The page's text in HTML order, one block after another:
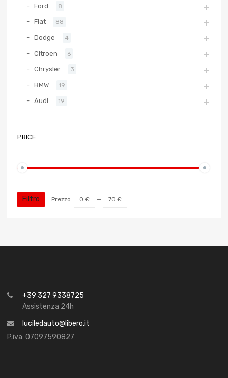
Ford 8
Fiat 88
Dodge 4
Citroen 6
Chrysler 3
BMW 19
Audi 19
PRICE
Filtro Prezzo: 0 € — 70 €
+39 327 9338725
Assistenza 24h
luciledauto@libero.it
P.iva: 07097590827